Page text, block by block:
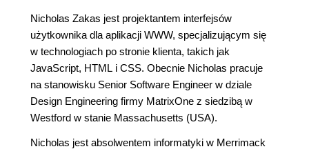
Nicholas Zakas jest projektantem interfejsów
użytkownika dla aplikacji WWW, specjalizującym się
w technologiach po stronie klienta, takich jak
JavaScript, HTML i CSS. Obecnie Nicholas pracuje
na stanowisku Senior Software Engineer w dziale
Design Engineering firmy MatrixOne z siedzibą w
Westford w stanie Massachusetts (USA).
Nicholas jest absolwentem informatyki w Merrimack